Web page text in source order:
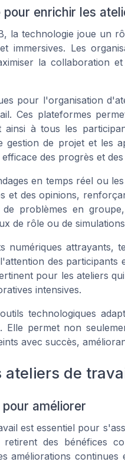
enrichir les
la technologie joue un
immersives. Les
la collaboration
pour l'organisation
Ces plateformes
ainsi à tous les
gestion de projet et les
des progrès et
en temps réel ou
et des opinions,
problèmes en
de rôle ou de
attrayants,
des
pour les ateliers
intensives.
technologiques
Elle permet non
avec succès,
ateliers de
améliorer
est essentiel pour
des bénéfices
améliorations